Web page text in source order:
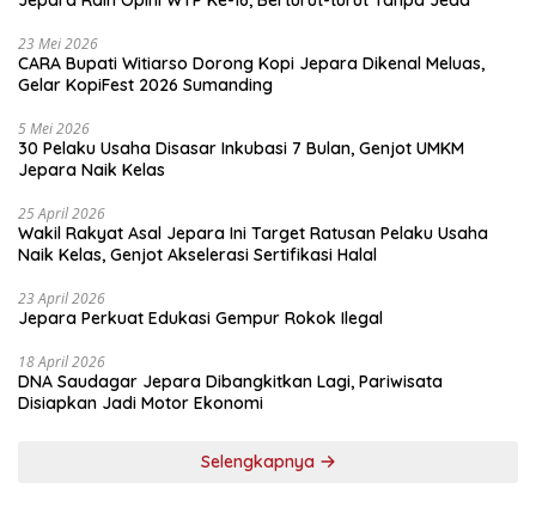
23 Mei 2026
CARA Bupati Witiarso Dorong Kopi Jepara Dikenal Meluas,
Gelar KopiFest 2026 Sumanding
5 Mei 2026
30 Pelaku Usaha Disasar Inkubasi 7 Bulan, Genjot UMKM
Jepara Naik Kelas
25 April 2026
Wakil Rakyat Asal Jepara Ini Target Ratusan Pelaku Usaha
Naik Kelas, Genjot Akselerasi Sertifikasi Halal
23 April 2026
Jepara Perkuat Edukasi Gempur Rokok Ilegal
18 April 2026
DNA Saudagar Jepara Dibangkitkan Lagi, Pariwisata
Disiapkan Jadi Motor Ekonomi
Selengkapnya